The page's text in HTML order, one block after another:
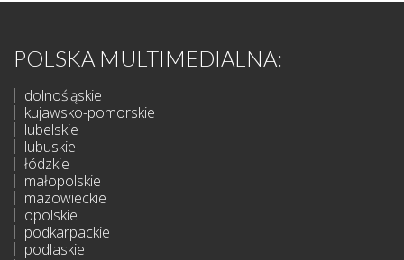
POLSKA MULTIMEDIALNA:
dolnośląskie
kujawsko-pomorskie
lubelskie
lubuskie
łódzkie
małopolskie
mazowieckie
opolskie
podkarpackie
podlaskie